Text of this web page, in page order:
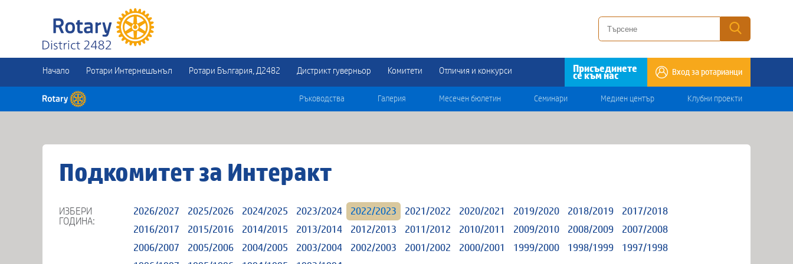
Начало Ротари Интернешънъл Ротари България, Д2482 Дистрикт гуверньор Комитети Отличия и конкурси Присъединете
се към нас Вход за ротарианци
Ръководства Галерия Месечен бюлетин Семинари Медиен център Клубни проекти
Подкомитет за Интеракт
ИЗБЕРИ
ГОДИНА:
2026/2027 2025/2026 2024/2025 2023/2024 2022/2023 2021/2022 2020/2021 2019/2020 2018/2019
2017/2018
2016/2017
2015/2016 2014/2015 2013/2014 2012/2013 2011/2012 2010/2011 2009/2010 2008/2009
2007/2008
2006/2007
2005/2006 2004/2005 2003/2004 2002/2003 2001/2002 2000/2001 1999/2000 1998/1999
1997/1998